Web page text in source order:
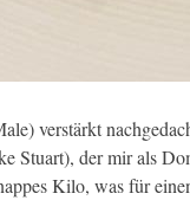
verstärkt
Stuart), der mir als
Kilo, was für